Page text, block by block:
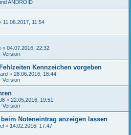
ANDROID
11.06.2017, 11:54
« 04.07.2016, 22:32
Version
Kennzeichen vorgeben
« 28.06.2016, 18:44
Version
« 22.05.2016, 19:51
Version
Noteneintrag anzeigen lassen
« 14.02.2016, 17:47